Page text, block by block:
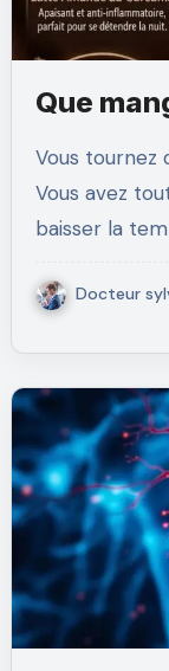
Que
Vous tournez dans votre lit depuis une heure.
Vous avez
baisser la
Docteur